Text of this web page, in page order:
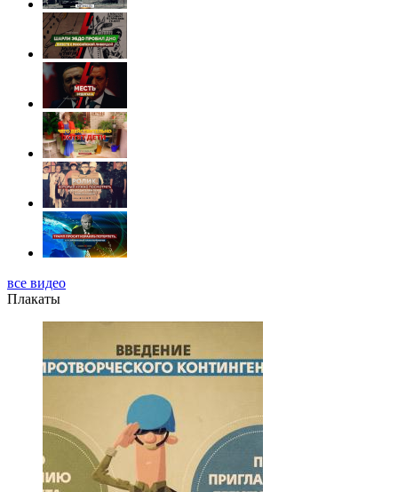
все видео
Плакаты